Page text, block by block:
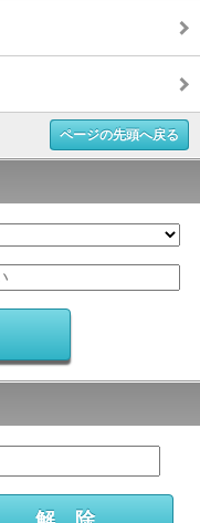
ページの先頭へ戻る